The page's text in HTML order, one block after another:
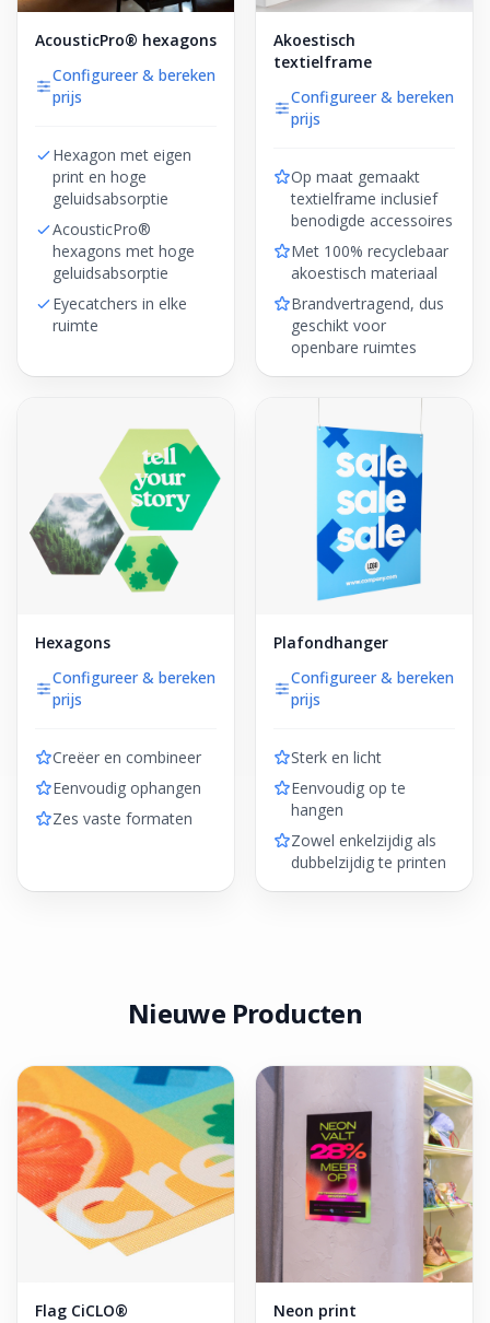
AcousticPro® hexagons
Configureer & bereken
prijs
Hexagon met eigen
print en hoge
geluidsabsorptie
AcousticPro®
hexagons met hoge
geluidsabsorptie
Eyecatchers in elke
ruimte
Akoestisch
textielframe
Configureer & bereken
prijs
Op maat gemaakt
textielframe inclusief
benodigde accessoires
Met 100% recyclebaar
akoestisch materiaal
Brandvertragend, dus
geschikt voor
openbare ruimtes
Hexagons
Configureer & bereken
prijs
Creëer en combineer
Eenvoudig ophangen
Zes vaste formaten
Plafondhanger
Configureer & bereken
prijs
Sterk en licht
Eenvoudig op te
hangen
Zowel enkelzijdig als
dubbelzijdig te printen
Nieuwe Producten
Flag CiCLO®
Neon print